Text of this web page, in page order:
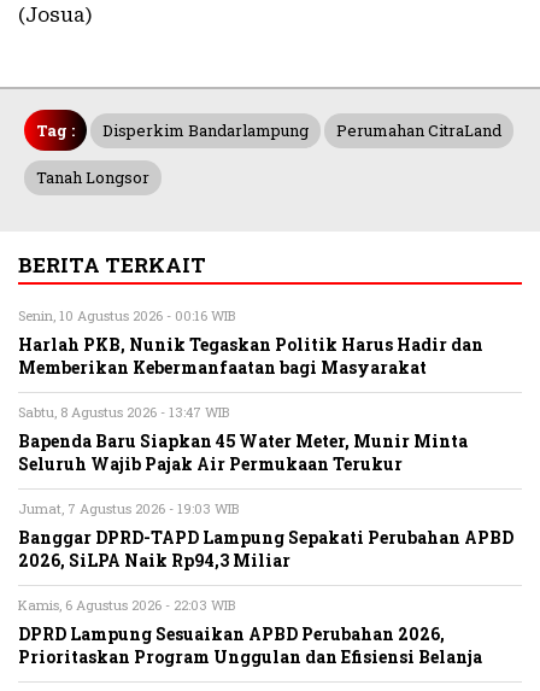
(Josua)
Tag : Disperkim Bandarlampung Perumahan CitraLand
Tanah Longsor
BERITA TERKAIT
Senin, 10 Agustus 2026 - 00:16 WIB
Harlah PKB, Nunik Tegaskan Politik Harus Hadir dan
Memberikan Kebermanfaatan bagi Masyarakat
Sabtu, 8 Agustus 2026 - 13:47 WIB
Bapenda Baru Siapkan 45 Water Meter, Munir Minta
Seluruh Wajib Pajak Air Permukaan Terukur
Jumat, 7 Agustus 2026 - 19:03 WIB
Banggar DPRD-TAPD Lampung Sepakati Perubahan APBD
2026, SiLPA Naik Rp94,3 Miliar
Kamis, 6 Agustus 2026 - 22:03 WIB
DPRD Lampung Sesuaikan APBD Perubahan 2026,
Prioritaskan Program Unggulan dan Efisiensi Belanja